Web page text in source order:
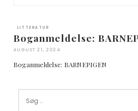
LITTERATUR
Boganmeldelse:
AUGUST 21, 2024
Boganmeldelse: